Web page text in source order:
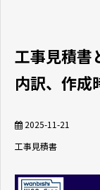
工事見積書
内訳、作成
2025-11-21
工事見積書